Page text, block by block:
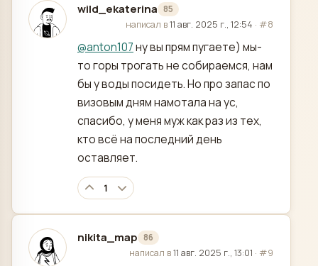
wild_ekaterina 85
отредактировано
написал в11 авг. 2025 г., 12:54 · #8
@anton107ну вы прям пугаете) мы-
то горы трогать не собираемся, нам
бы у воды посидеть. Но про запас по
визовым дням намотала на ус,
спасибо, у меня муж как раз из тех,
кто всё на последний день
оставляет.
1
nikita_map 86
отредактировано
написал в11 авг. 2025 г., 13:01 · #9